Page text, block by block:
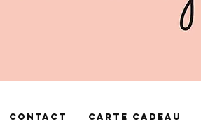
Contact Carte cadeau